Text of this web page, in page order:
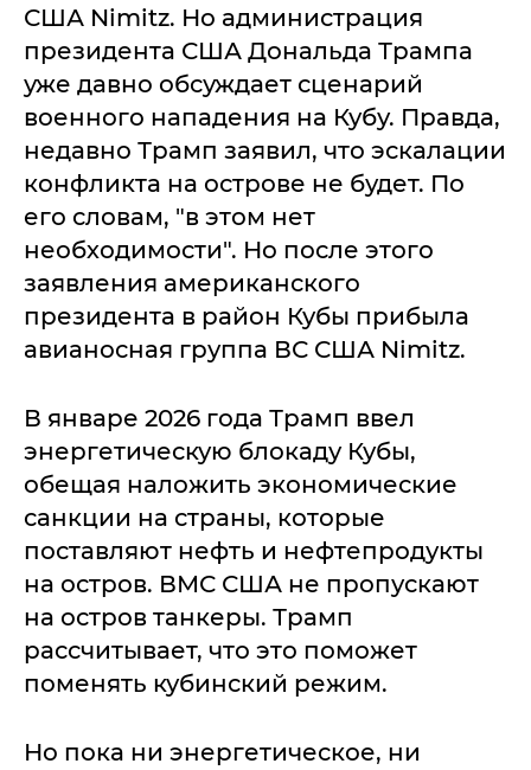
США Nimitz. Но администрация
президента США Дональда Трампа
уже давно обсуждает сценарий
военного нападения на Кубу. Правда,
недавно Трамп заявил, что эскалации
конфликта на острове не будет. По
его словам, "в этом нет
необходимости". Но после этого
заявления американского
президента в район Кубы прибыла
авианосная группа ВС США Nimitz.
В январе 2026 года Трамп ввел
энергетическую блокаду Кубы,
обещая наложить экономические
санкции на страны, которые
поставляют нефть и нефтепродукты
на остров. ВМС США не пропускают
на остров танкеры. Трамп
рассчитывает, что это поможет
поменять кубинский режим.
Но пока ни энергетическое, ни